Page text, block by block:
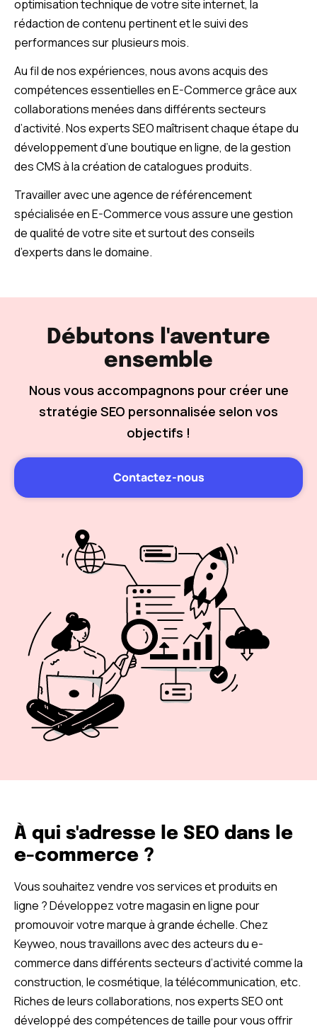
optimisation technique de votre site internet, la
rédaction de contenu pertinent et le suivi des
performances sur plusieurs mois.
Au fil de nos expériences, nous avons acquis des
compétences essentielles en E-Commerce grâce aux
collaborations menées dans différents secteurs
d’activité. Nos experts SEO maîtrisent chaque étape du
développement d’une boutique en ligne, de la gestion
des CMS à la création de catalogues produits.
Travailler avec une agence de référencement
spécialisée en E-Commerce vous assure une gestion
de qualité de votre site et surtout des conseils
d’experts dans le domaine.
Débutons l'aventure
ensemble
Nous vous accompagnons pour créer une
stratégie SEO personnalisée selon vos
objectifs !
Contactez-nous
À qui s'adresse le SEO dans le
e-commerce ?
Vous souhaitez vendre vos services et produits en
ligne ? Développez votre magasin en ligne pour
promouvoir votre marque à grande échelle. Chez
Keyweo, nous travaillons avec des acteurs du e-
commerce dans différents secteurs d’activité comme la
construction, le cosmétique, la télécommunication, etc.
Riches de leurs collaborations, nos experts SEO ont
développé des compétences de taille pour vous offrir